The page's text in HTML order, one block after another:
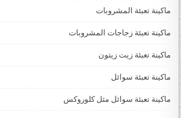
ماكينة تعبئة المشروبات
ماكينة تعبئة زجاجات المشروبات
ماكينة تعبئة زيت زيتون
ماكينة تعبئة سوائل
ماكينة تعبئة سوائل مثل كلوروكس